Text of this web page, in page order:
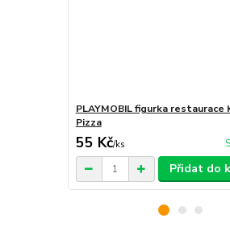
PLAYMOBIL figurka restaurace
Pizza
55 Kč/ks
Přidat do